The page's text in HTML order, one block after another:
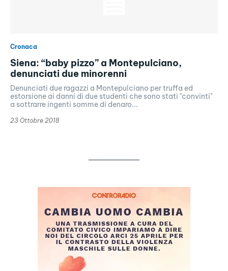
Cronaca
Siena: “baby pizzo” a Montepulciano,
denunciati due minorenni
Denunciati due ragazzi a Montepulciano per truffa ed
estorsione ai danni di due studenti che sono stati "convinti"
a sottrarre ingenti somme di denaro...
23 Ottobre 2018